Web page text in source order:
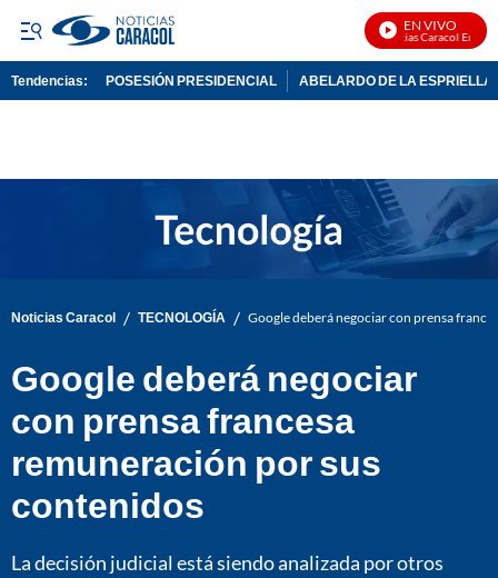
EN VIVO
Noticias Caracol En Vivo
Tendencias: POSESIÓN PRESIDENCIAL ABELARDO DE LA ESPRIELLA
Noticias Caracol / TECNOLOGÍA / Google deberá negociar con prensa
Google deberá negociar
con prensa francesa
remuneración por sus
contenidos
La decisión judicial está siendo analizada por otros